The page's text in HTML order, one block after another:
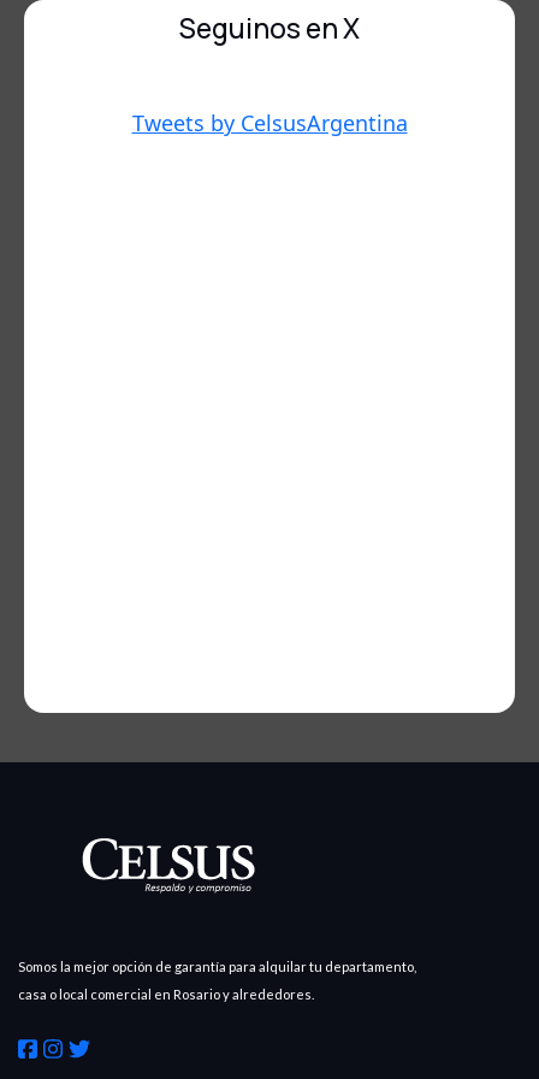
Seguinos en X
Tweets by CelsusArgentina
Somos la mejor opción de garantía para alquilar tu departamento,
casa o local comercial en Rosario y alrededores.